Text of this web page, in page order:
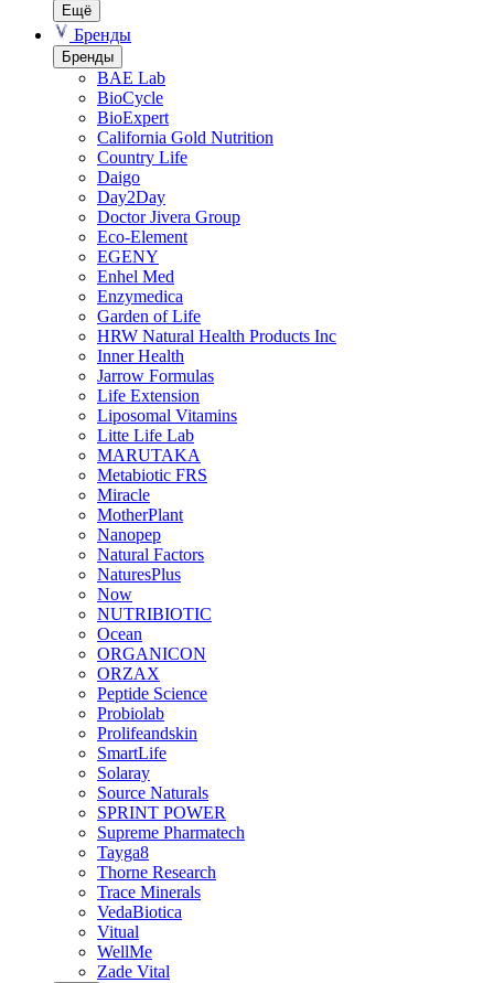
Ещё
Бренды
Бренды
BAE Lab
BioCycle
BioExpert
California Gold Nutrition
Country Life
Daigo
Day2Day
Doctor Jivera Group
Eco-Element
EGENY
Enhel Med
Enzymedica
Garden of Life
HRW Natural Health Products Inc
Inner Health
Jarrow Formulas
Life Extension
Liposomal Vitamins
Litte Life Lab
MARUTAKA
Metabiotic FRS
Miracle
MotherPlant
Nanopep
Natural Factors
NaturesPlus
Now
NUTRIBIOTIC
Ocean
ORGANICON
ORZAX
Peptide Science
Probiolab
Prolifeandskin
SmartLife
Solaray
Source Naturals
SPRINT POWER
Supreme Pharmatech
Tayga8
Thorne Research
Trace Minerals
VedaBiotica
Vitual
WellMe
Zade Vital